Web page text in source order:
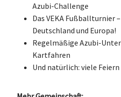
Azubi-Challenge
Das VEKA Fußballturnier
Deutschland und Europa!
Regelmäßige Azubi-
Kartfahren
Und natürlich: viele Feiern